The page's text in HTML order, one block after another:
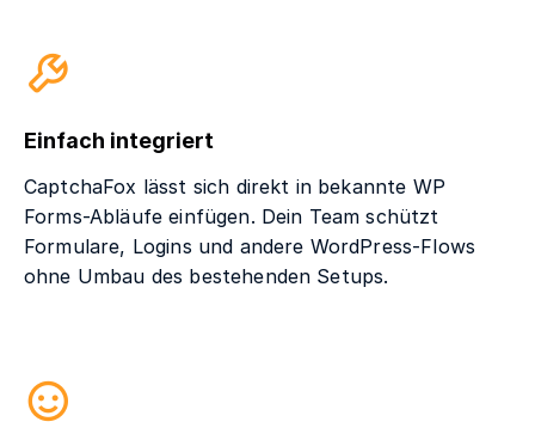
Einfach integriert
CaptchaFox lässt sich direkt in bekannte WP
Forms-Abläufe einfügen. Dein Team schützt
Formulare, Logins und andere WordPress-Flows
ohne Umbau des bestehenden Setups.